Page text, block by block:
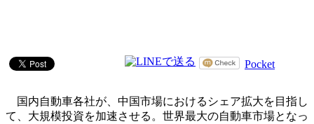
Pocket
国内自動車各社が、中国市場におけるシェア拡大を目指し
て、大規模投資を加速させる。世界最大の自動車市場となっ